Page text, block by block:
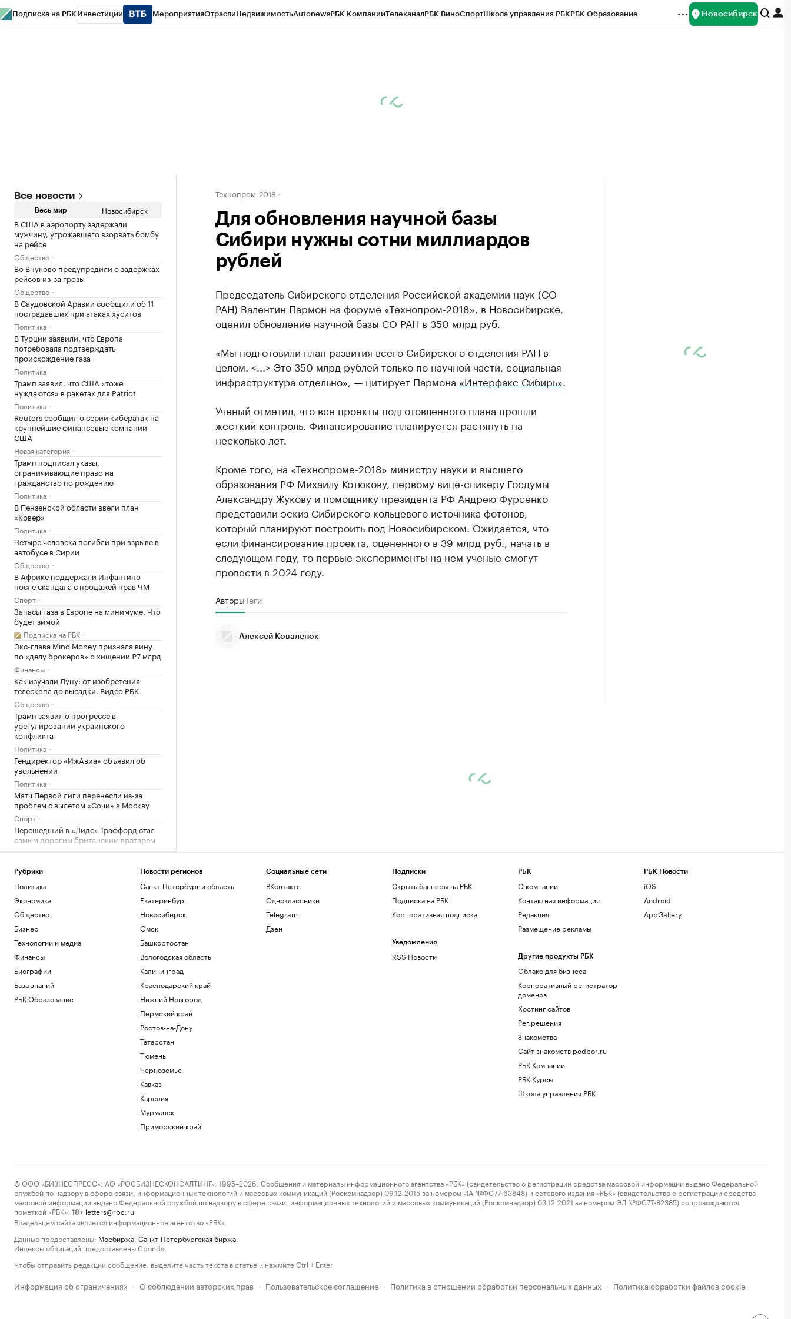
Подписка на РБК Инвестиции МероприятияОтраслиНедвижимостьAutonewsРБК КомпанииТелеканалРБК ВиноСпортШкола управления РБКРБК Образование Новосибирск
Все новости
Весь мир Новосибирск
В США в аэропорту задержали
мужчину, угрожавшего взорвать бомбу
на рейсе
Общество
Во Внуково предупредили о задержках
рейсов из-за грозы
Общество
В Саудовской Аравии сообщили об 11
пострадавших при атаках хуситов
Политика
В Турции заявили, что Европа
потребовала подтверждать
происхождение газа
Политика
Трамп заявил, что США «тоже
нуждаются» в ракетах для Patriot
Политика
Reuters сообщил о серии кибератак на
крупнейшие финансовые компании
США
Новая категория
Трамп подписал указы,
ограничивающие право на
гражданство по рождению
Политика
В Пензенской области ввели план
«Ковер»
Политика
Четыре человека погибли при взрыве в
автобусе в Сирии
Общество
В Африке поддержали Инфантино
после скандала с продажей прав ЧМ
Спорт
Запасы газа в Европе на минимуме. Что
будет зимой
Подписка на РБК
Экс-глава Mind Money признала вину
по «делу брокеров» о хищении ₽7 млрд
Финансы
Как изучали Луну: от изобретения
телескопа до высадки. Видео РБК
Общество
Трамп заявил о прогрессе в
урегулировании украинского
конфликта
Политика
Гендиректор «ИжАвиа» объявил об
увольнении
Политика
Матч Первой лиги перенесли из-за
проблем с вылетом «Сочи» в Москву
Спорт
Перешедший в «Лидс» Траффорд стал
самым дорогим британским вратарем
Спорт
квартирах «Серии плюс»
РБК и ПИК Серия плюс
Аэропорт Домодедово открыли для
приема и вылета самолетов
Политика
Женщина и ребенок погибли во время
непогоды в Смоленске
Общество
Технопром-2018
Для обновления научной базы
Сибири нужны сотни миллиардов
рублей
Председатель Сибирского отделения Российской академии наук (СО
РАН) Валентин Пармон на форуме «Технопром-2018», в Новосибирске,
оценил обновление научной базы СО РАН в 350 млрд руб.
«Мы подготовили план развития всего Сибирского отделения РАН в
целом. <...> Это 350 млрд рублей только по научной части, социальная
инфраструктура отдельно», — цитирует Пармона «Интерфакс Сибирь»
Ученый отметил, что все проекты подготовленного плана прошли
жесткий контроль. Финансирование планируется растянуть на
несколько лет.
Кроме того, на «Технопроме-2018» министру науки и высшего
образования РФ Михаилу Котюкову, первому вице-спикеру Госдумы
Александру Жукову и помощнику президента РФ Андрею Фурсенко
представили эскиз Сибирского кольцевого источника фотонов,
который планируют построить под Новосибирском. Ожидается, что
если финансирование проекта, оцененного в 39 млрд руб., начать в
следующем году, то первые эксперименты на нем ученые смогут
провести в 2024 году.
АвторыТеги
Алексей Коваленок
Рубрики
Политика
Экономика
Общество
Бизнес
Технологии и медиа
Финансы
Биографии
База знаний
РБК Образование
Новости регионов
Санкт-Петербург и область
Екатеринбург
Новосибирск
Омск
Башкортостан
Вологодская область
Калининград
Краснодарский край
Нижний Новгород
Пермский край
Ростов-на-Дону
Татарстан
Тюмень
Черноземье
Кавказ
Карелия
Мурманск
Приморский край
Социальные сети
ВКонтакте
Одноклассники
Telegram
Дзен
Подписки
Скрыть баннеры на РБК
Подписка на РБК
Корпоративная подписка
Уведомления
RSS Новости
РБК
О компании
Контактная информация
Редакция
Размещение рекламы
Другие продукты РБК
Облако для бизнеса
Корпоративный регистратор
доменов
Хостинг сайтов
Рег.решения
Знакомства
Сайт знакомств podbor.ru
РБК Компании
РБК Курсы
Школа управления РБК
РБК Новости
iOS
Android
AppGallery
© ООО «БИЗНЕСПРЕСС», АО «РОСБИЗНЕСКОНСАЛТИНГ», 1995–2026. Сообщения и материалы информационного агентства «РБК» (свидетельство о регистрации средства массовой информации выдано Федеральной
службой по надзору в сфере связи, информационных технологий и массовых коммуникаций (Роскомнадзор) 09.12.2015 за номером ИА №ФС77-63848) и сетевого издания «РБК» (свидетельство о регистрации средства
массовой информации выдано Федеральной службой по надзору в сфере связи, информационных технологий и массовых коммуникаций (Роскомнадзор) 03.12.2021 за номером ЭЛ №ФС77-82385) сопровождаются
пометкой «РБК».
18+ letters@rbc.ru
Владельцем сайта является информационное агентство «РБК».
Данные предоставлены: Мосбиржа Санкт-Петербургская биржа
Индексы облигаций предоставлены Cbonds.
Чтобы отправить редакции сообщение, выделите часть текста в статье и нажмите Ctrl + Enter
Информация об ограничениях · О соблюдении авторских прав · Пользовательское соглашение · Политика в отношении обработки персональных данных · Политика обработки файлов cookie